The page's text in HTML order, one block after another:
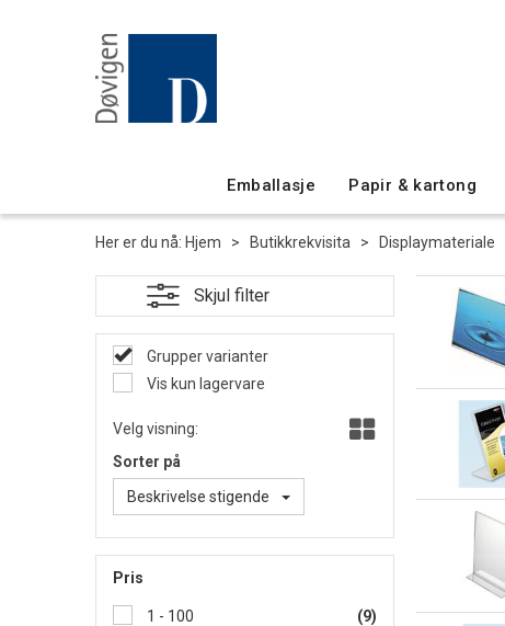
Emballasje Papir & kartong
Her er du nå: Hjem > Butikkrekvisita > Displaymateriale
Grupper varianter
Vis kun lagervare
Velg visning:
Sorter på
Beskrivelse stigende
Pris
1 - 100
(9)